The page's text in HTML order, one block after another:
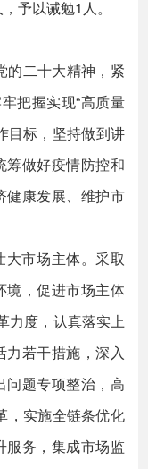
予以诫勉1人。
的二十大精神，紧
把握实现“高质量
目标，坚持做到讲
筹做好疫情防控和
健康发展、维护市
市场主体。采取
境，促进市场主体
力度，认真落实上
若干措施，深入
问题专项整治，高
，实施全链条优化
服务，集成市场监